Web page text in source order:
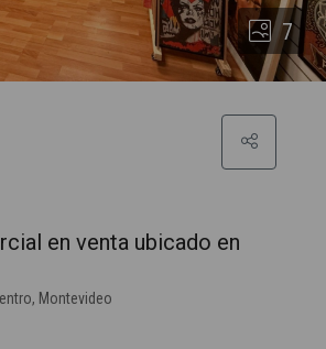
7
en venta ubicado en
Montevideo